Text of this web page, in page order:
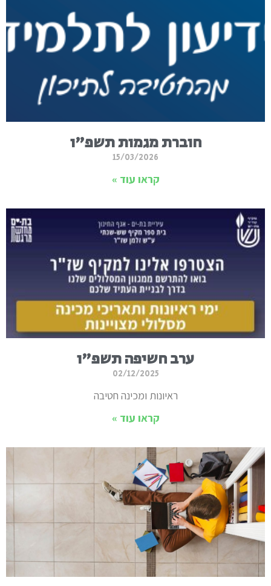
חוברת מגמות תשפ"ו
15/03/2026
קראו עוד »
ערב חשיפה תשפ"ו
02/12/2025
ראיונות ומכינה חטיבה
קראו עוד »